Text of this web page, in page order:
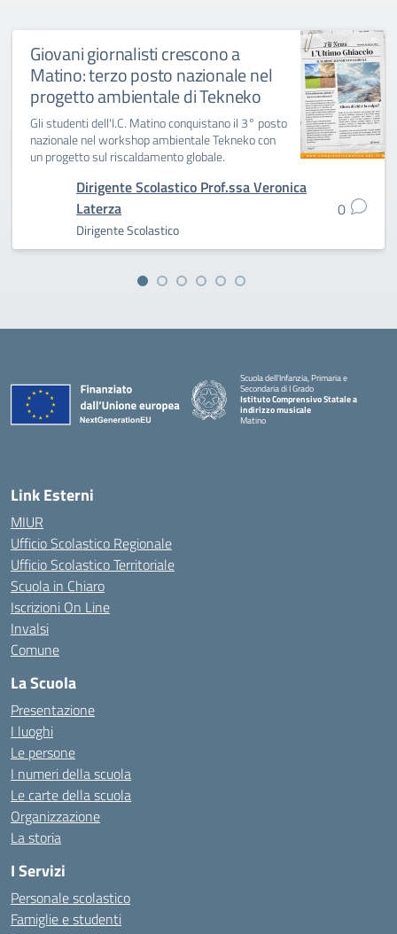
Giovani giornalisti crescono a
Matino: terzo posto nazionale nel
progetto ambientale di Tekneko
Gli studenti dell'I.C. Matino conquistano il 3° posto
nazionale nel workshop ambientale Tekneko con
un progetto sul riscaldamento globale.
Dirigente Scolastico Prof.ssa Veronica
Laterza
Dirigente Scolastico
0
Scuola dell'Infanzia, Primaria e
Secondaria di I Grado
Istituto Comprensivo Statale a
indirizzo musicale
Matino
Link Esterni
MIUR
Ufficio Scolastico Regionale
Ufficio Scolastico Territoriale
Scuola in Chiaro
Iscrizioni On Line
Invalsi
Comune
La Scuola
Presentazione
I luoghi
Le persone
I numeri della scuola
Le carte della scuola
Organizzazione
La storia
I Servizi
Personale scolastico
Famiglie e studenti